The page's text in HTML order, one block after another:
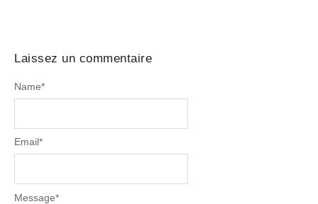
Laissez un commentaire
Message*
Name*
Email*